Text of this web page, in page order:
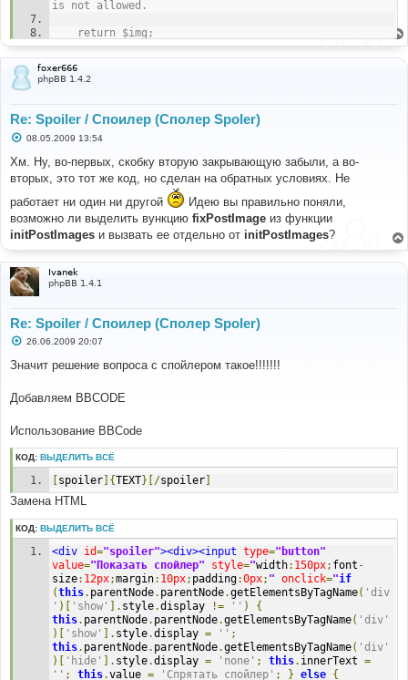
	return $img;
}
foxer666
phpBB 1.4.2
Re: Spoiler / Споилер (Сполер Spoler)
С
о
б
щ
н
е
08.05.2009 13:54
Хм. Ну, во-первых, скобку вторую закрывающую забыли, а во-
вторых, это тот же код, но сделан на обратных условиях. Не
работает ни один ни другой
Идею вы правильно поняли,
возможно ли выделить вункцию fixPostImage из функции
initPostImages и вызвать ее отдельно от initPostImages?
Ivanek
phpBB 1.4.1
Re: Spoiler / Споилер (Сполер Spoler)
С
о
б
е
н
е
26.06.2009 20:07
Значит решение вопроса с спойлером такое!!!!!!!
Добавляем BBCODE
Использование BBCode
КОД: ВЫДЕЛИТЬ ВСЁ
spoiler ]{TEXT}[/spoiler
Замена HTML
КОД: ВЫДЕЛИТЬ ВСЁ
<div id="spoiler"><div><input type="button"
value="Показать спойлер" style="width: 150px; font -
size: 12px;margin: 10px; padding:0px; " onclick="if
(this. parentNode. parentNode.getElementsByTagName( 'div
' )[ 'show' ]. style.display != '' )
{
this. parentNode. parentNode.getElementsByTagName( 'div'
)[ 'show' ]. style.display = '' ;
this. parentNode. parentNode.getElementsByTagName( 'div'
)[ 'hide' ]. style.display = 'none' ; this. innerText =
'' ; this.value = 'Спрятать спойлер' ; } else {